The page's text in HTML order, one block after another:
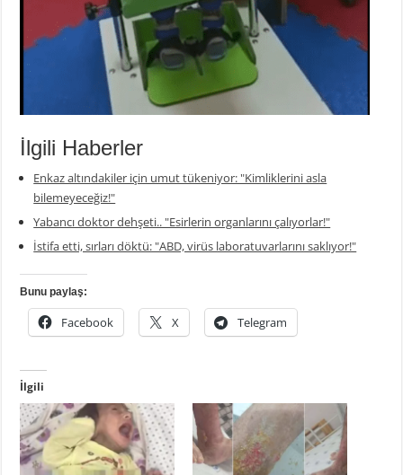
İlgili Haberler
Enkaz altındakiler için umut tükeniyor: "Kimliklerini asla
bilemeyeceğiz!"
Yabancı doktor dehşeti.. "Esirlerin organlarını çalıyorlar!"
İstifa etti, sırları döktü: "ABD, virüs laboratuvarlarını saklıyor!"
Bunu paylaş:
Facebook X Telegram
İlgili